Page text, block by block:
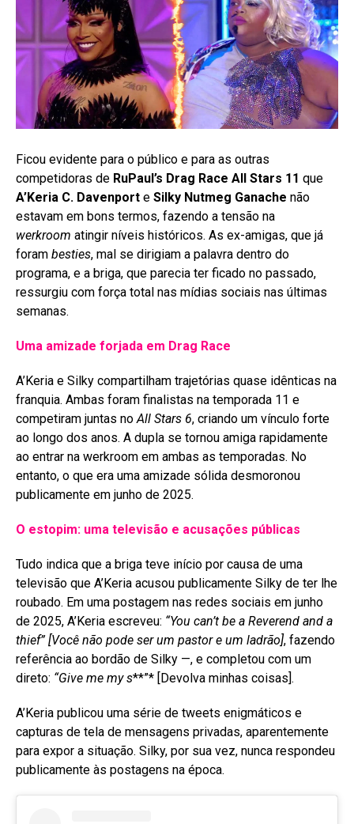
Ficou evidente para o público e para as outras
competidoras de RuPaul’s Drag Race All Stars 11 que
A’Keria C. Davenport e Silky Nutmeg Ganache não
estavam em bons termos, fazendo a tensão na
werkroom atingir níveis históricos. As ex-amigas, que já
foram besties, mal se dirigiam a palavra dentro do
programa, e a briga, que parecia ter ficado no passado,
ressurgiu com força total nas mídias sociais nas últimas
semanas.
Uma amizade forjada em Drag Race
A’Keria e Silky compartilham trajetórias quase idênticas na
franquia. Ambas foram finalistas na temporada 11 e
competiram juntas noAll Stars 6, criando um vínculo forte
ao longo dos anos. A dupla se tornou amiga rapidamente
ao entrar na werkroom em ambas as temporadas. No
entanto, o que era uma amizade sólida desmoronou
publicamente em junho de 2025.
O estopim: uma televisão e acusações públicas
Tudo indica que a briga teve início por causa de uma
televisão que A’Keria acusou publicamente Silky de ter lhe
roubado. Em uma postagem nas redes sociais em junho
de 2025, A’Keria escreveu: “You can’t be a Reverend and a
thief”[Você não pode ser um pastor e um ladrão], fazendo
referência ao bordão de Silky —, e completou com um
direto: “Give me my s**”* [Devolva minhas coisas] .
A’Keria publicou uma série de tweets enigmáticos e
capturas de tela de mensagens privadas, aparentemente
para expor a situação. Silky, por sua vez, nunca respondeu
publicamente às postagens na época.